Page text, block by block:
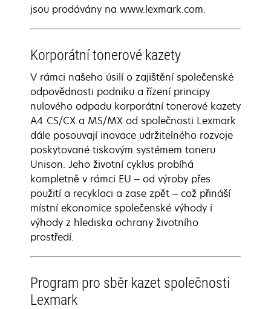
jsou prodávány na www.lexmark.com.
Korporátní tonerové kazety
V rámci našeho úsilí o zajištění společenské
odpovědnosti podniku a řízení principy
nulového odpadu korporátní tonerové kazety
A4 CS/CX a MS/MX od společnosti Lexmark
dále posouvají inovace udržitelného rozvoje
poskytované tiskovým systémem toneru
Unison. Jeho životní cyklus probíhá
kompletně v rámci EU – od výroby přes
použití a recyklaci a zase zpět – což přináší
místní ekonomice společenské výhody i
výhody z hlediska ochrany životního
prostředí.
Program pro sběr kazet společnosti
Lexmark